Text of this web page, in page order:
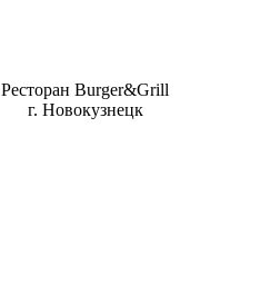
Ресторан Burger&Grill
г. Новокузнецк